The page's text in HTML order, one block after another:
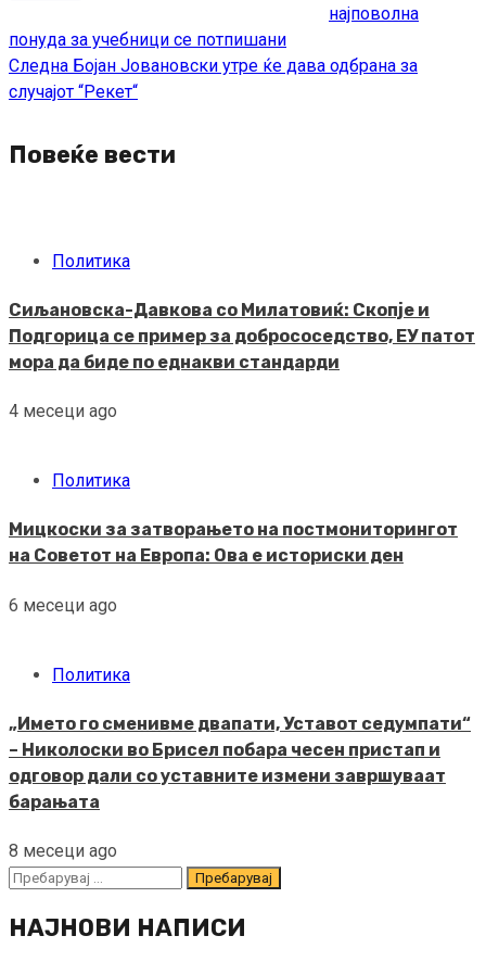
најповолна
понуда за учебници се потпишани
Следна Бојан Јовановски утре ќе дава одбрана за
случајот “Рекет“
Повеќе вести
Политика
Сиљановска-Давкова со Милатовиќ: Скопје и
Подгорица се пример за добрососедство, ЕУ патот
мора да биде по еднакви стандарди
4 месеци ago
Политика
Мицкоски за затворањето на постмониторингот
на Советот на Европа: Ова е историски ден
6 месеци ago
Политика
„Името го сменивме двапати, Уставот седумпати“
– Николоски во Брисел побара чесен пристап и
одговор дали со уставните измени завршуваат
барањата
8 месеци ago
Пребарувај
НАЈНОВИ НАПИСИ